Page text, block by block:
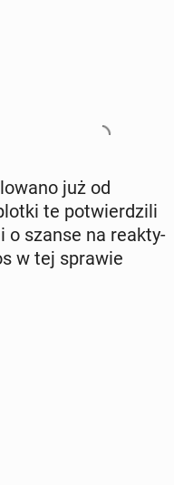
już od
te po­twier­dzi­li
o szanse na re­ak­ty­
w tej sprawie